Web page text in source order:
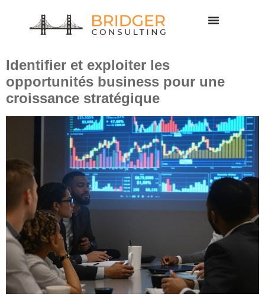
Étiquette :opportunités
business
Identifier et exploiter les
opportunités business pour une
croissance stratégique